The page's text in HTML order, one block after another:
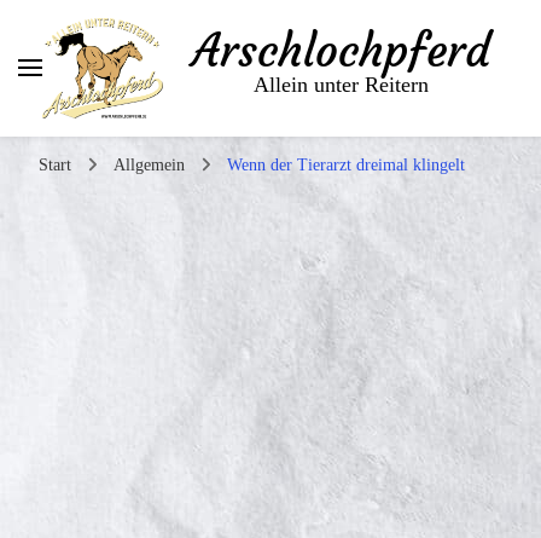
Arschlochpferd
Allein unter Reitern
Start Allgemein Wenn der Tierarzt dreimal klingelt